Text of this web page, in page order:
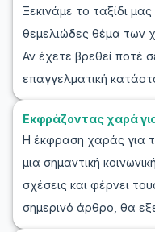
στα Αγγλικά. Είτε
κοινωνική σου ζωή είτε
σου δεξιότητες, αυτό
γνώσεις που θα
Ξεκινάμε το ταξίδι
θεμελιώδες θέμα των
Αν έχετε βρεθεί ποτέ
επαγγελματική
καλού πρώτου
θα εξερευνήσουμε το
που συναντώνται στις
αγγλικά, ενώ επίσης θα
που επηρεάζουν αυτές
μαθήματα αγγλικών
Εκφράζοντας χαρά
Η έκφραση χαράς για
μια σημαντική
σχέσεις και φέρνει
σημερινό άρθρο, θα